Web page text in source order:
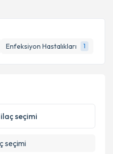
Enfeksiyon Hastalıkları 1
e-posta ile
ilişkin
verilerimin belirtilen
seçimi
seçimi